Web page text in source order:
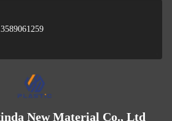
New Material Co., Ltd